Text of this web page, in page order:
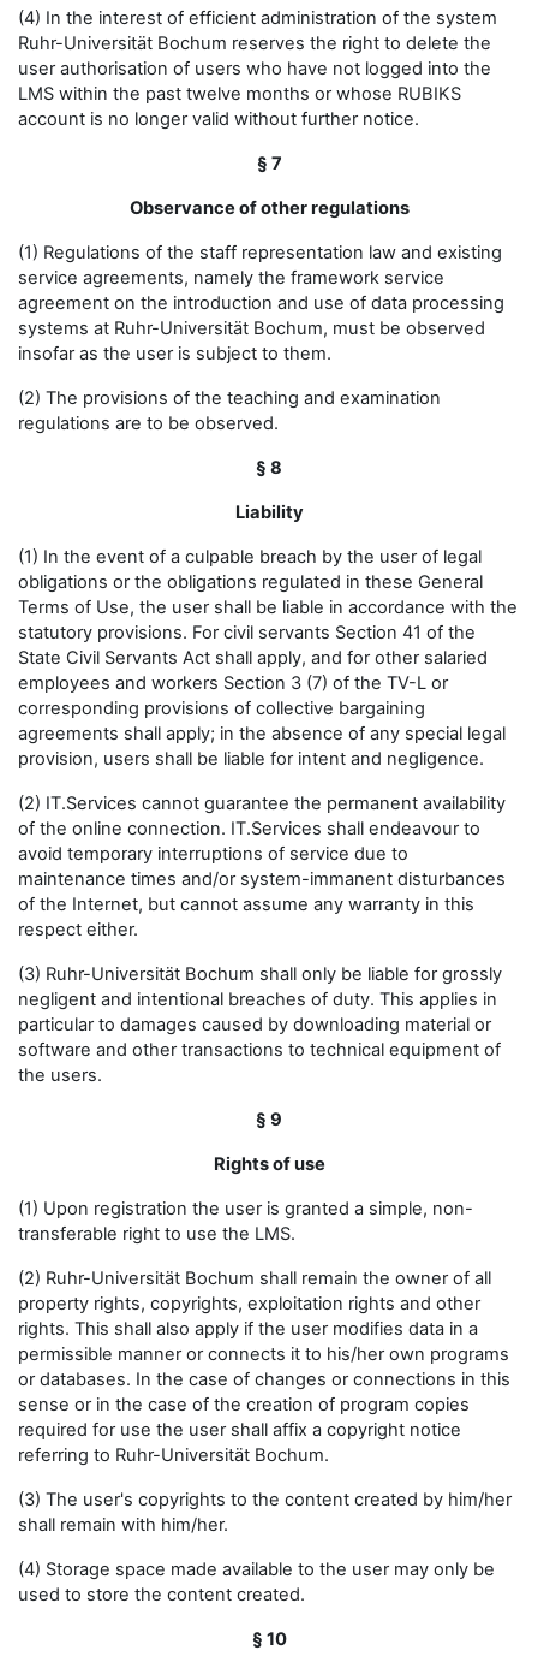
(4) In the interest of efficient administration of the system
Ruhr-Universität Bochum reserves the right to delete the
user authorisation of users who have not logged into the
LMS within the past twelve months or whose RUBIKS
account is no longer valid without further notice.
§ 7
Observance of other regulations
(1) Regulations of the staff representation law and existing
service agreements, namely the framework service
agreement on the introduction and use of data processing
systems at Ruhr-Universität Bochum, must be observed
insofar as the user is subject to them.
(2) The provisions of the teaching and examination
regulations are to be observed.
§ 8
Liability
(1) In the event of a culpable breach by the user of legal
obligations or the obligations regulated in these General
Terms of Use, the user shall be liable in accordance with the
statutory provisions. For civil servants Section 41 of the
State Civil Servants Act shall apply, and for other salaried
employees and workers Section 3 (7) of the TV-L or
corresponding provisions of collective bargaining
agreements shall apply; in the absence of any special legal
provision, users shall be liable for intent and negligence.
(2) IT.Services cannot guarantee the permanent availability
of the online connection. IT.Services shall endeavour to
avoid temporary interruptions of service due to
maintenance times and/or system-immanent disturbances
of the Internet, but cannot assume any warranty in this
respect either.
(3) Ruhr-Universität Bochum shall only be liable for grossly
negligent and intentional breaches of duty. This applies in
particular to damages caused by downloading material or
software and other transactions to technical equipment of
the users.
§ 9
Rights of use
(1) Upon registration the user is granted a simple, non-
transferable right to use the LMS.
(2) Ruhr-Universität Bochum shall remain the owner of all
property rights, copyrights, exploitation rights and other
rights. This shall also apply if the user modifies data in a
permissible manner or connects it to his/her own programs
or databases. In the case of changes or connections in this
sense or in the case of the creation of program copies
required for use the user shall affix a copyright notice
referring to Ruhr-Universität Bochum.
(3) The user's copyrights to the content created by him/her
shall remain with him/her.
(4) Storage space made available to the user may only be
used to store the content created.
§ 10